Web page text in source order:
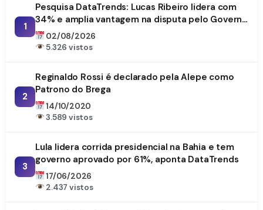
1
Pesquisa DataTrends: Lucas Ribeiro lidera com
34% e amplia vantagem na disputa pelo Governo
da Paraíba
02/08/2026
5.326 vistos
2
Reginaldo Rossi é declarado pela Alepe como
Patrono do Brega
14/10/2020
3.589 vistos
3
Lula lidera corrida presidencial na Bahia e tem
governo aprovado por 61%, aponta DataTrends
17/06/2026
2.437 vistos